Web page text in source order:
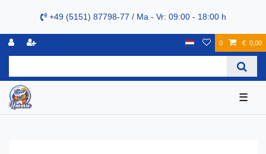
+49 (5151) 87798-77 / Ma - Vr: 09:00 - 18:00 h
0 € 0,00
☰